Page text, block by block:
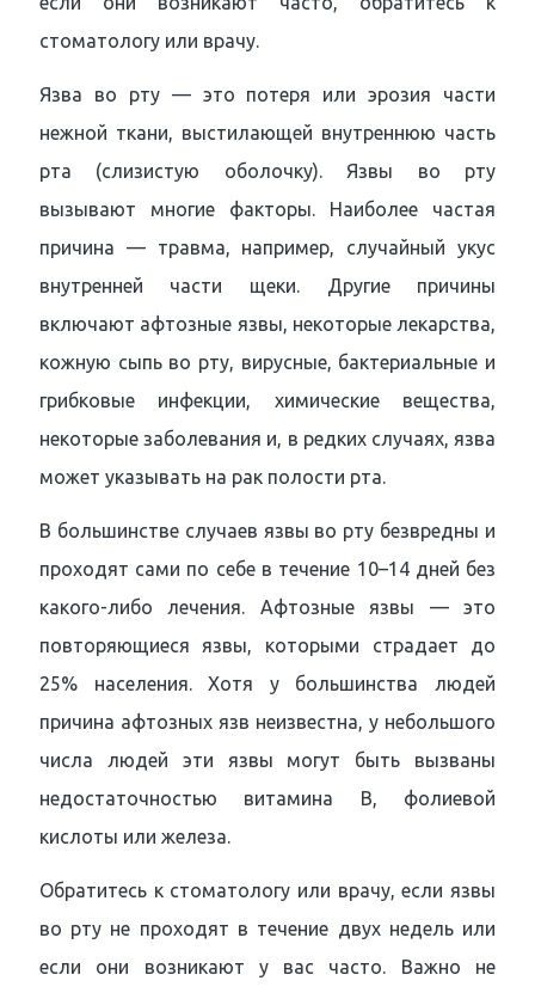
стоматологу или врачу.
Язва во рту — это потеря или эрозия части
нежной ткани, выстилающей внутреннюю часть
рта (слизистую оболочку). Язвы во рту
вызывают многие факторы. Наиболее частая
причина — травма, например, случайный укус
внутренней части щеки. Другие причины
включают афтозные язвы, некоторые лекарства,
кожную сыпь во рту, вирусные, бактериальные и
грибковые инфекции, химические вещества,
некоторые заболевания и, в редких случаях, язва
может указывать на рак полости рта.
В большинстве случаев язвы во рту безвредны и
проходят сами по себе в течение 10–14 дней без
какого-либо лечения. Афтозные язвы — это
повторяющиеся язвы, которыми страдает до
25% населения. Хотя у большинства людей
причина афтозных язв неизвестна, у небольшого
числа людей эти язвы могут быть вызваны
недостаточностью витамина B, фолиевой
кислоты или железа.
Обратитесь к стоматологу или врачу, если язвы
во рту не проходят в течение двух недель или
если они возникают у вас часто. Важно не